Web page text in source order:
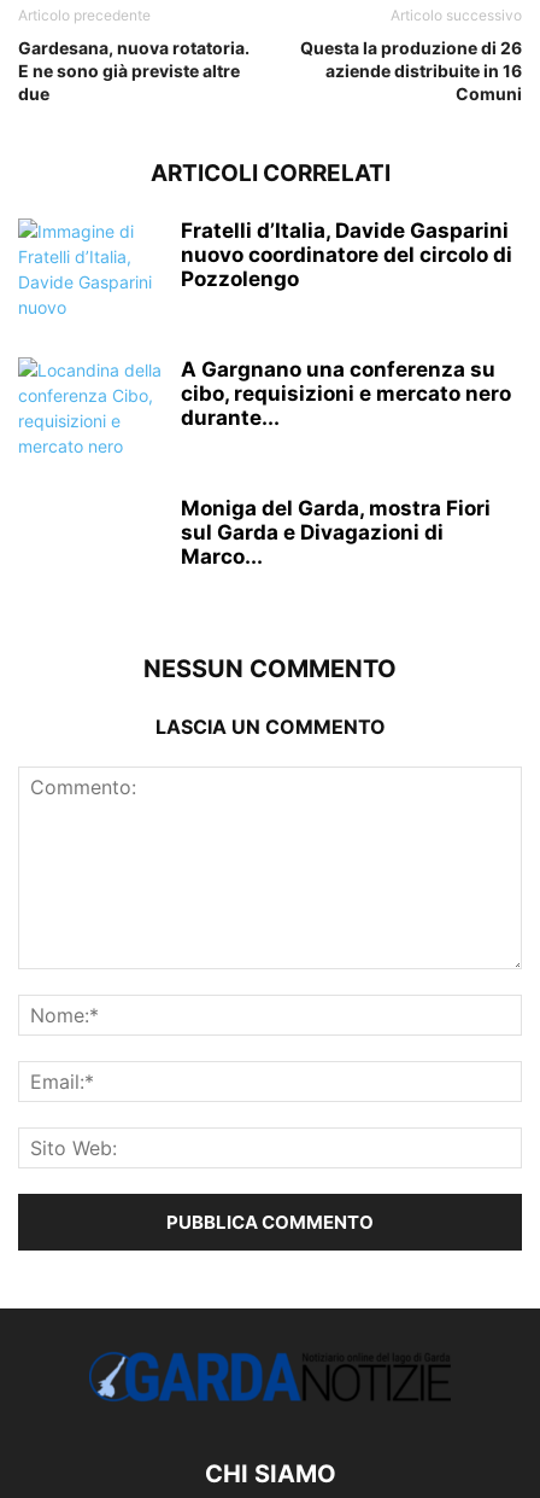
Articolo precedente
Gardesana, nuova rotatoria.
E ne sono già previste altre
due
Articolo successivo
Questa la produzione di 26
aziende distribuite in 16
Comuni
ARTICOLI CORRELATI
Fratelli d’Italia, Davide Gasparini
nuovo coordinatore del circolo di
Pozzolengo
A Gargnano una conferenza su
cibo, requisizioni e mercato nero
durante...
Moniga del Garda, mostra Fiori
sul Garda e Divagazioni di
Marco...
NESSUN COMMENTO
LASCIA UN COMMENTO
CHI SIAMO